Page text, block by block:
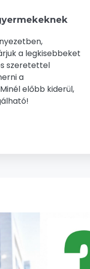
a legkisebbeket
szeretettel
a
előbb kiderül,